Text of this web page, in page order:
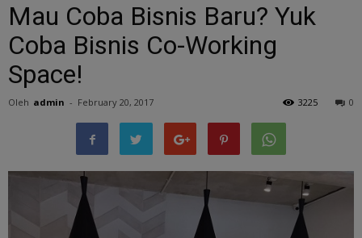
Mau Coba Bisnis Baru? Yuk
Coba Bisnis Co-Working
Space!
Oleh admin - February 20, 2017 0
3225